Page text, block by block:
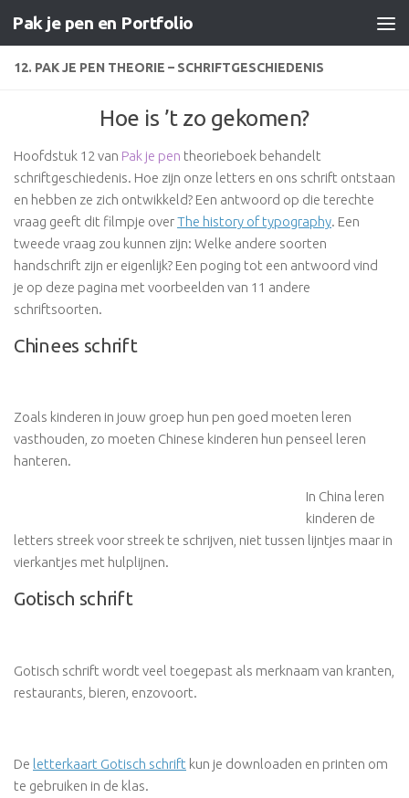
Doorgaan naar inhoud
Pak je pen en Portfolio
12. PAK JE PEN THEORIE – SCHRIFTGESCHIEDENIS
Hoe is ’t zo gekomen?
Hoofdstuk 12 van Pak je pen theorieboek behandelt
schriftgeschiedenis. Hoe zijn onze letters en ons schrift ontstaan
en hebben ze zich ontwikkeld? Een antwoord op die terechte
vraag geeft dit filmpje overThe history of typography. Een
tweede vraag zou kunnen zijn: Welke andere soorten
handschrift zijn er eigenlijk? Een poging tot een antwoord vind
je op deze pagina met voorbeelden van 11 andere
schriftsoorten.
Chinees schrift
Zoals kinderen in jouw groep hun pen goed moeten leren
vasthouden, zo moeten Chinese kinderen hun penseel leren
hanteren.
In China leren
kinderen de
letters streek voor streek te schrijven, niet tussen lijntjes maar in
vierkantjes met hulplijnen.
Gotisch schrift
Gotisch schrift wordt veel toegepast als merknaam van kranten,
restaurants, bieren, enzovoort.
De letterkaart Gotisch schrift kun je downloaden en printen om
te gebruiken in de klas.